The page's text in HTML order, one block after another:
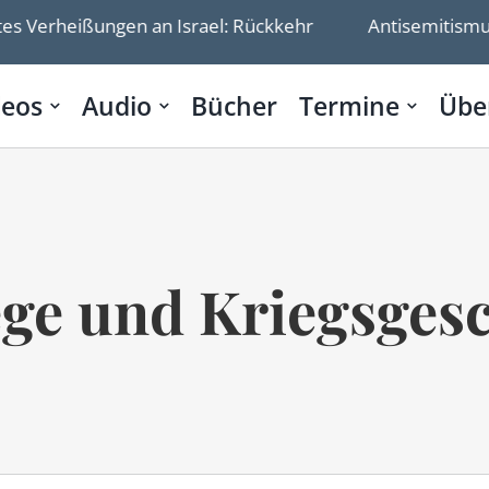
an Israel: Rückkehr Antisemitismus
Audio Bücher Termine
und